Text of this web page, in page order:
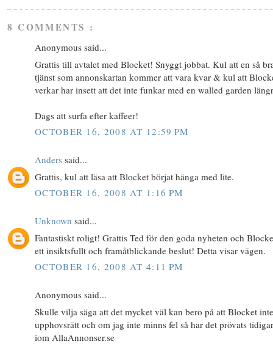
8 COMMENTS :
Anonymous said...
Grattis till avtalet med Blocket! Snyggt jobbat. Kul att en så
tjänst som annonskartan kommer att vara kvar & kul att
verkar har insett att det inte funkar med en walled garden
Dags att surfa efter kaffeer!
OCTOBER 16, 2008 AT 12:59 PM
Anders said...
Grattis, kul att läsa att Blocket börjat hänga med lite.
OCTOBER 16, 2008 AT 1:16 PM
Unknown said...
Fantastiskt roligt! Grattis Ted för den goda nyheten och
ett insiktsfullt och framåtblickande beslut! Detta visar vägen.
OCTOBER 16, 2008 AT 4:11 PM
Anonymous said...
Skulle vilja säga att det mycket väl kan bero på att Blocket
upphovsrätt och om jag inte minns fel så har det prövats
iom AllaAnnonser.se